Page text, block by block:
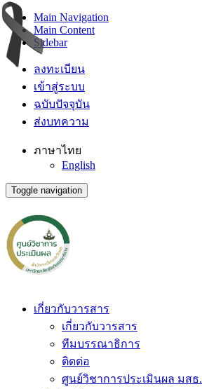
Main Navigation
Main Content
Sidebar
ลงทะเบียน
เข้าสู่ระบบ
ฉบับปัจจุบัน
ส่งบทความ
ภาษาไทย
English
Toggle navigation
เกี่ยวกับวารสาร
เกี่ยวกับวารสาร
ทีมบรรณาธิการ
ติดต่อ
ศูนย์วิชาการประเมินผล มสธ.